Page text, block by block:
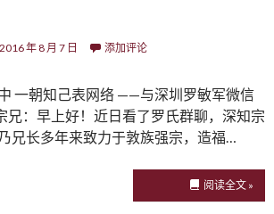
2016 年 8 月 7 日 添加评论
一朝知己表网络 ——与深圳罗敏军微信
兄：早上好！近日看了罗氏群聊，深知宗
兄长多年来致力于敦族强宗，造福…
阅读全文 »